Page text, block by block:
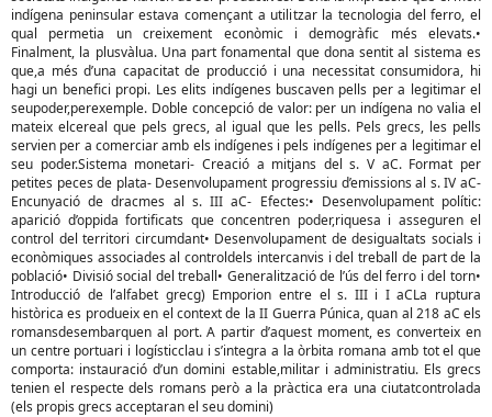
indígena peninsular estava començant a utilitzar la tecnologia del ferro, el
qual permetia un creixement econòmic i demogràfic més elevats.•
Finalment, la plusvàlua. Una part fonamental que dona sentit al sistema es
que,a més d’una capacitat de producció i una necessitat consumidora, hi
hagi un benefici propi. Les elits indígenes buscaven pells per a legitimar el
seupoder,perexemple. Doble concepció de valor: per un indígena no valia el
mateix elcereal que pels grecs, al igual que les pells. Pels grecs, les pells
servien per a comerciar amb els indígenes i pels indígenes per a legitimar el
seu poder.Sistema monetari- Creació a mitjans del s. V aC. Format per
petites peces de plata- Desenvolupament progressiu d’emissions al s. IV aC-
Encunyació de dracmes al s. III aC- Efectes:• Desenvolupament polític:
aparició d’oppida fortificats que concentren poder,riquesa i asseguren el
control del territori circumdant• Desenvolupament de desigualtats socials i
econòmiques associades al controldels intercanvis i del treball de part de la
població• Divisió social del treball• Generalització de l’ús del ferro i del torn•
Introducció de l’alfabet grecg) Emporion entre el s. III i I aCLa ruptura
històrica es produeix en el context de la II Guerra Púnica, quan al 218 aC els
romansdesembarquen al port. A partir d’aquest moment, es converteix en
un centre portuari i logísticclau i s’integra a la òrbita romana amb tot el que
comporta: instauració d’un domini estable,militar i administratiu. Els grecs
tenien el respecte dels romans però a la pràctica era una ciutatcontrolada
(els propis grecs acceptaran el seu domini)